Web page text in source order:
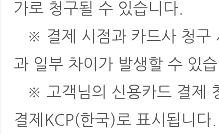
가로 청구될 수 있습니다.
※ 결제 시점과 카드사 청구
과 일부 차이가 발생할 수 있
※ 고객님의 신용카드 결제
결제KCP(한국)로 표시됩니다.